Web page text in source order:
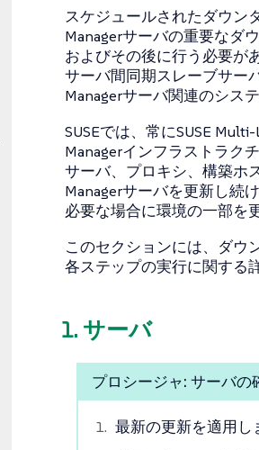
スケジュールされたダウン
Managerサーバの重要なダ
およびその後に行う必要が
サーバ間同期スレーブサー
Managerサーバ関連のシス
SUSEでは、常にSUSE
Managerインフラストラク
サーバ、プロキシ、構築ホ
Managerサーバを更新し続け
必要な場合に環境の一部を
このセクションには、ダウ
各ステップの実行に関する
1. サーバ
プロシージャ: サーバの
最新の更新を適用し